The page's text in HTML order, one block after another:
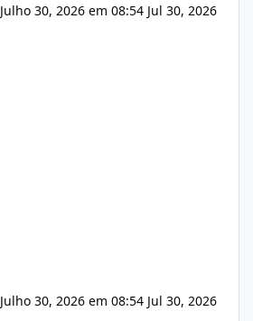
Julho 30, 2026 em 08:54 Jul 30, 2026
Julho 30, 2026 em 08:54 Jul 30, 2026